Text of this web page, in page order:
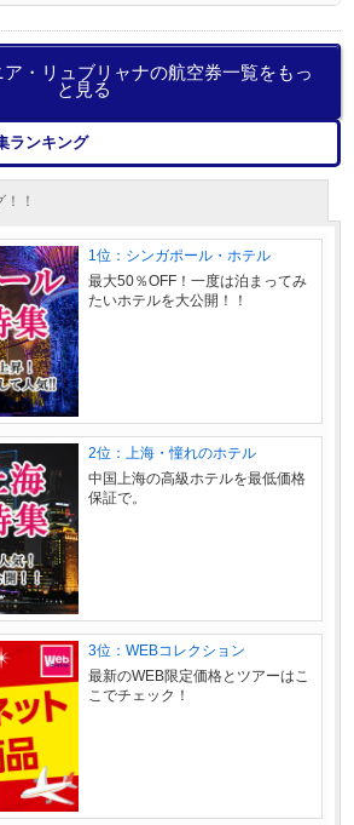
・リュブリャナの航空券一覧をもっ
と見る
ンキング
！
1位：シンガポール・ホテル
最大50％OFF！一度は泊まってみ
たいホテルを大公開！！
2位：上海・憧れのホテル
中国上海の高級ホテルを最低価格
保証で。
3位：WEBコレクション
最新のWEB限定価格とツアーはこ
こでチェック！